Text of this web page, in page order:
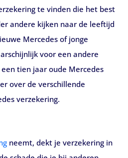
te vinden die het best
andere kijken naar de leeftijd
Mercedes of jonge
voor een andere
tien jaar oude Mercedes
over de verschillende
verzekering.
neemt, dekt je verzekering in